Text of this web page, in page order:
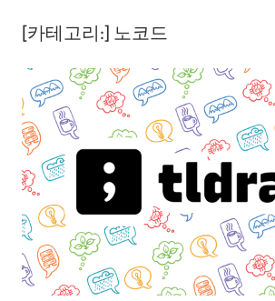
[카테고리:] 노코드